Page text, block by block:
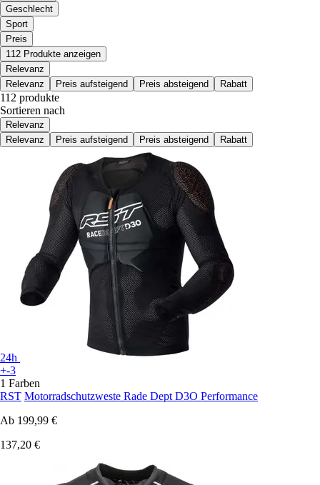
Geschlecht
Sport
Preis
112 Produkte anzeigen
Relevanz
Relevanz
Preis aufsteigend Preis absteigend Rabatt
112 produkte
Sortieren nach
Relevanz
Relevanz
Preis aufsteigend Preis absteigend Rabatt
24h
+-3
1 Farben
RST Motorradschutzweste Rade Dept D3O Performance
Ab 199,99 €
137,20 €